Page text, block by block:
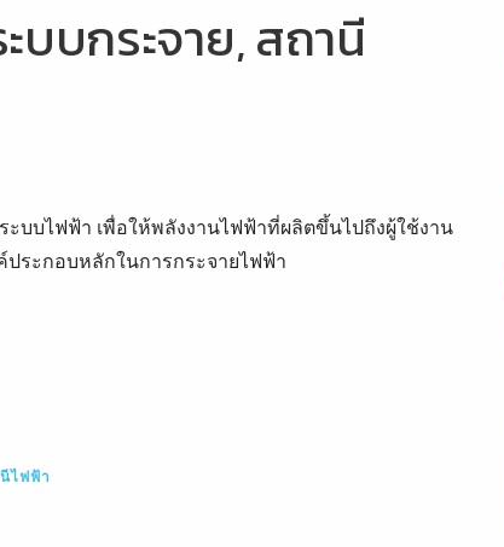
บบกระจาย, สถานี
บบไฟฟ้า เพื่อให้พลังงานไฟฟ้าที่ผลิตขึ้นไปถึงผู้ใช้งาน
ระกอบหลักในการกระจายไฟฟ้า
ไฟฟ้า